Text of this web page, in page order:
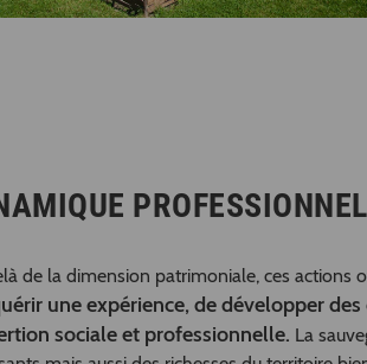
de la dimension patrimoniale, ces actions
une expérience, de développer
sociale et professionnelle. La